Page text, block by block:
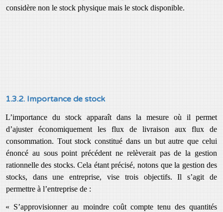
considère non le stock physique mais le stock disponible.
1.3.2. Importance de stock
L’importance du stock apparaît dans la mesure où il permet
d’ajuster économiquement les flux de livraison aux flux de
consommation. Tout stock constitué dans un but autre que celui
énoncé au sous point précédent ne relèverait pas de la gestion
rationnelle des stocks. Cela étant précisé, notons que la gestion des
stocks, dans une entreprise, vise trois objectifs. Il s’agit de
permettre à l’entreprise de :
« S’approvisionner au moindre coût compte tenu des quantités